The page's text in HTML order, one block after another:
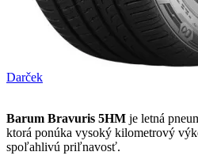
Darček
Barum Bravuris 5HM je letná
ktorá ponúka vysoký kilometrový
spoľahlivú priľnavosť.